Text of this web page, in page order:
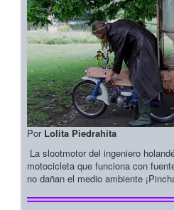
Por Lolita Piedrahita
La slootmotor del ingeniero
motocicleta que funciona con
no dañan el medio ambiente